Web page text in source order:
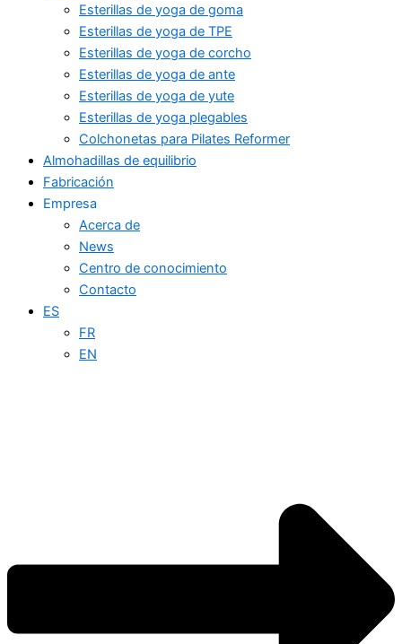
Esterillas de yoga de goma
Esterillas de yoga de TPE
Esterillas de yoga de corcho
Esterillas de yoga de ante
Esterillas de yoga de yute
Esterillas de yoga plegables
Colchonetas para Pilates Reformer
Almohadillas de equilibrio
Fabricación
Empresa
Acerca de
News
Centro de conocimiento
Contacto
ES
FR
EN